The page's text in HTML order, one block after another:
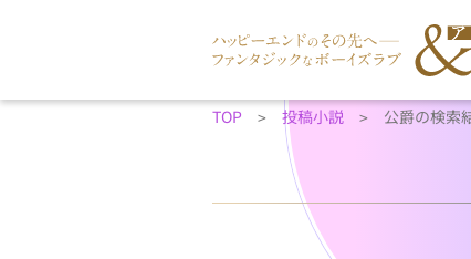
TOP 投稿小説 公爵の検索